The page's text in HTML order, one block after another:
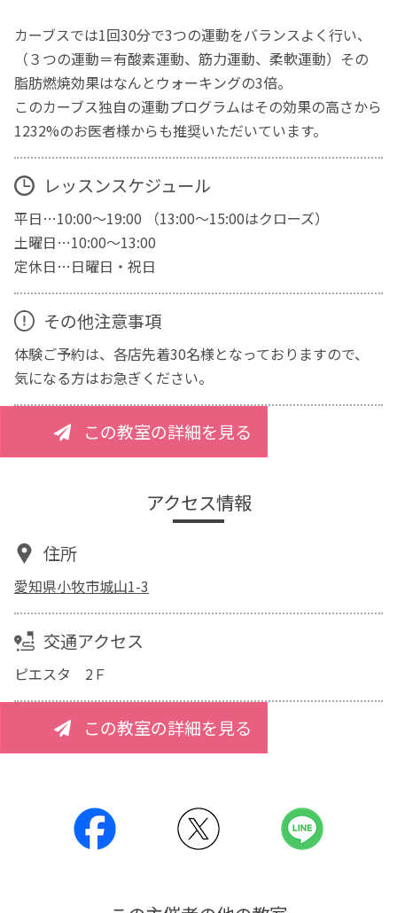
カーブスでは1回30分で3つの運動をバランスよく行い、
（３つの運動＝有酸素運動、筋力運動、柔軟運動）その
脂肪燃焼効果はなんとウォーキングの3倍。
このカーブス独自の運動プログラムはその効果の高さから
1232%のお医者様からも推奨いただいています。
レッスンスケジュール
平日…10:00～19:00 （13:00～15:00はクローズ）
土曜日…10:00～13:00
定休日…日曜日・祝日
その他注意事項
体験ご予約は、各店先着30名様となっておりますので、
気になる方はお急ぎください。
この教室の詳細を見る
アクセス情報
住所
愛知県小牧市城山1-3
交通アクセス
ピエスタ 2Ｆ
この教室の詳細を見る